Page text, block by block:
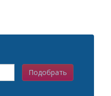
Подобрать